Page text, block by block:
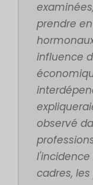
prendre
influence
observé
cadres,